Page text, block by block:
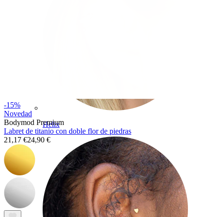
Helix
-15%
Novedad
Bodymod Premium
Labret de titanio con doble flor de piedras
21,17 €24,90 €